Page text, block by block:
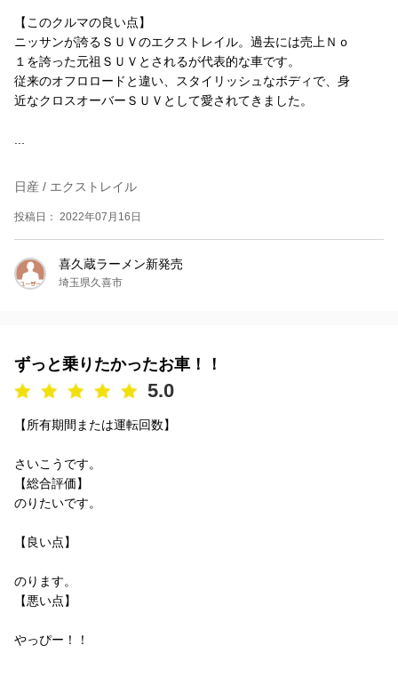
【このクルマの良い点】
ニッサンが誇るＳＵＶのエクストレイル。過去には売上Ｎｏ
１を誇った元祖ＳＵＶとされるが代表的な車です。
従来のオフロロードと違い、スタイリッシュなボディで、身
近なクロスオーバーＳＵＶとして愛されてきました。
日産 / エクストレイル
投稿日： 2022年07月16日
喜久蔵ラーメン新発売
埼玉県久喜市
ずっと乗りたかったお車！！
5.0
【所有期間または運転回数】
さいこうです。
【総合評価】
のりたいです。
【良い点】
のります。
【悪い点】
やっぴー！！